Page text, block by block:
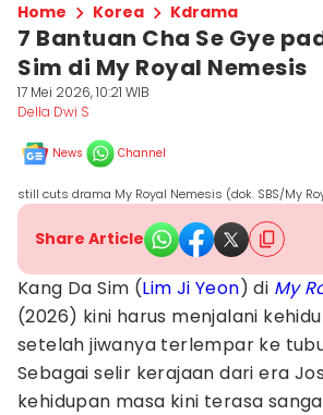
Home Korea Kdrama
7 Bantuan Cha Se Gye
Sim di My Royal Nemesis
17 Mei 2026, 10:21 WIB
Della Dwi S
News Channel
still cuts drama My Royal Nemesis (dok. SBS/My
Share Article
Kang Da Sim (Lim Ji Yeon) di My
(2026) kini harus menjalani
setelah jiwanya terlempar ke
Sebagai selir kerajaan dari era
kehidupan masa kini terasa